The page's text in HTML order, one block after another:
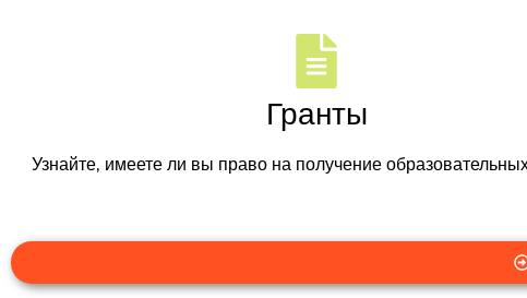
Гранты
Узнайте, имеете ли вы право на получение